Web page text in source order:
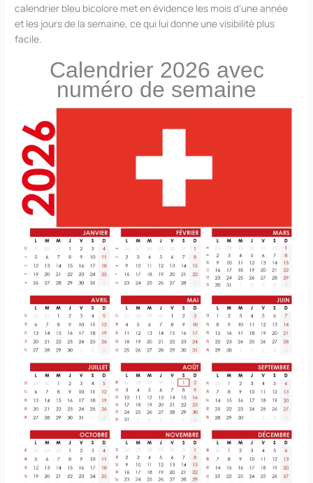
calendrier bleu bicolore met en évidence les mois d’une année
et les jours de la semaine, ce qui lui donne une visibilité plus
facile.
Calendrier 2026 avec
numéro de semaine